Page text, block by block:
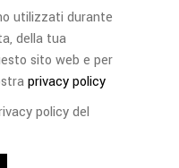
utilizzati durante
della tua
sito web e per
privacy policy
policy del